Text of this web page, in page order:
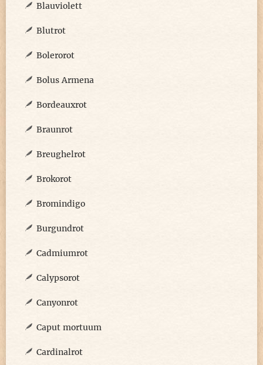
Blauviolett
Blutrot
Bolerorot
Bolus Armena
Bordeauxrot
Braunrot
Breughelrot
Brokorot
Bromindigo
Burgundrot
Cadmiumrot
Calypsorot
Canyonrot
Caput mortuum
Cardinalrot